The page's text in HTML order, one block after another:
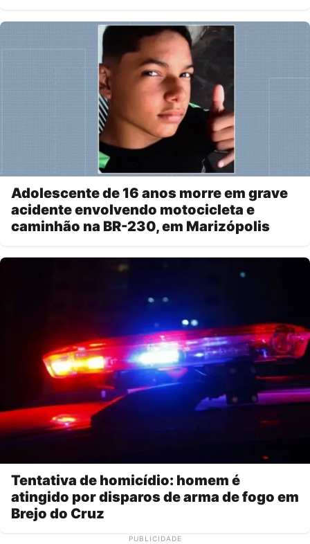
Adolescente de 16 anos morre em grave
acidente envolvendo motocicleta e
caminhão na BR-230, em Marizópolis
Tentativa de homicídio: homem é
atingido por disparos de arma de fogo em
Brejo do Cruz
PUBLICIDADE